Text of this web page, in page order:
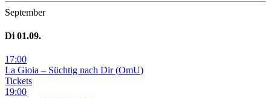
September
Di 01.09.
17:00
La Gioia – Süchtig nach Dir (OmU)
Tickets
19:00